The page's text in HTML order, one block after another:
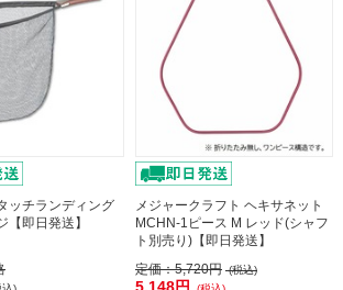
ッチランディング
【即日発送】
メジャークラフト ヘキサネット
MCHN-1ピース M レッド(シャフ
ト別売り)【即日発送】
定価：5,720円 (税込)